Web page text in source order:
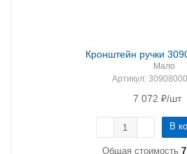
Кронштейн ручки
Мало
Артикул:
7 072 ₽/шт
В
Общая стоимость